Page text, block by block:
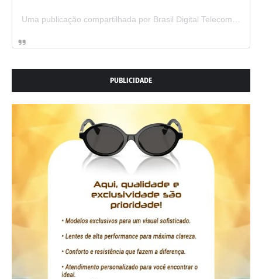
PUBLICIDADE